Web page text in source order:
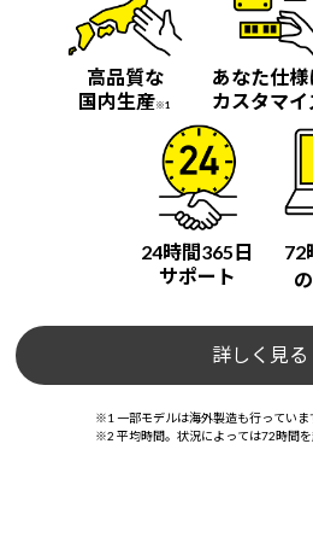
高品質な
国内生産※1
あなた仕様
カスタマイ
24時間365日
サポート
72
詳しく見る
※1 一部モデルは海外製造も行っていま
※2 平均時間。状況によっては72時間を